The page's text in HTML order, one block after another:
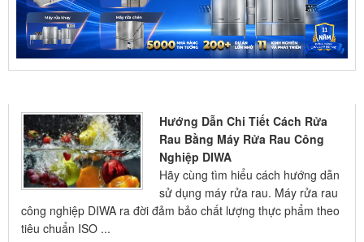
Hướng Dẫn Chi Tiết Cách Rửa
Rau Bằng Máy Rửa Rau Công
Nghiệp DIWA
Hãy cùng tìm hiểu cách hướng dẫn
sử dụng máy rửa rau. Máy rửa rau
công nghiệp DIWA ra đời đảm bảo chất lượng thực phẩm theo
tiêu chuẩn ISO ...